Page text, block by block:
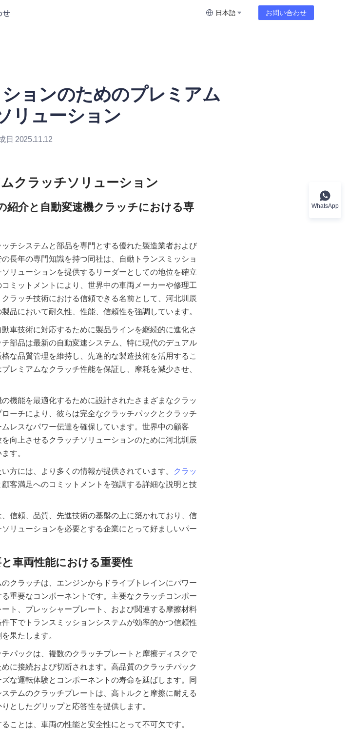
せ 日本語 お問い合わせ
ョンのためのプレミアム
リューション
日 2025.11.12
紹介と自動変速機クラッチにおける専
チシステムと部品を専門とする優れた製造業者および
長年の専門知識を持つ同社は、自動トランスミッショ
リューションを提供するリーダーとしての地位を確立
ミットメントにより、世界中の車両メーカーや修理工
ラッチ技術における信頼できる名前として、河北圳辰
品において耐久性、性能、信頼性を強調しています。
車技術に対応するために製品ラインを継続的に進化さ
部品は最新の自動変速システム、特に現代のデュアル
な品質管理を維持し、先進的な製造技術を活用するこ
レミアムなクラッチ性能を保証し、摩耗を減少させ、
機能を最適化するために設計されたさまざまなクラッ
ーチにより、彼らは完全なクラッチパックとクラッチ
レスなパワー伝達を確保しています。世界中の顧客
向上させるクラッチソリューションのために河北圳辰
方には、より多くの情報が提供されています。 クラッ
客満足へのコミットメントを強調する詳細な説明と技
信頼、品質、先進技術の基盤の上に築かれており、信
リューションを必要とする企業にとって好ましいパー
クラッチは、エンジンからドライブトレインにパワー
重要なコンポーネントです。主要なクラッチコンポー
ト、プレッシャープレート、および関連する摩擦材料
下でトランスミッションシステムが効率的かつ信頼性
パックは、複数のクラッチプレートと摩擦ディスクで
に接続および切断されます。高品質のクラッチパック
な運転体験とコンポーネントの寿命を延ばします。同
テムのクラッチプレートは、高トルクと摩擦に耐える
ことは、車両の性能と安全性にとって不可欠です。
WhatsApp